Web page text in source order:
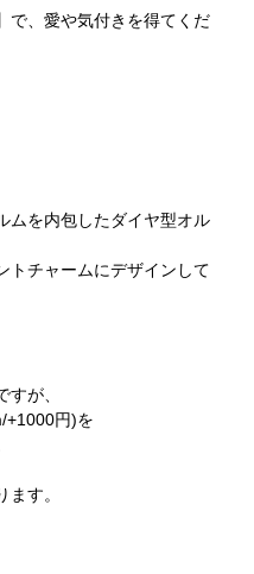
で、愛や気付きを得てくだ
ムを内包したダイヤ型オル
トチャームにデザインして
が、
+1000円)を
す。